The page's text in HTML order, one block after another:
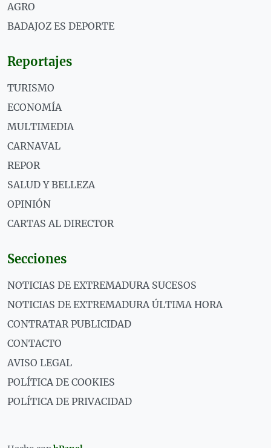
AGRO
BADAJOZ ES DEPORTE
Reportajes
TURISMO
ECONOMÍA
MULTIMEDIA
CARNAVAL
REPOR
SALUD Y BELLEZA
OPINIÓN
CARTAS AL DIRECTOR
Secciones
NOTICIAS DE EXTREMADURA SUCESOS
NOTICIAS DE EXTREMADURA ÚLTIMA HORA
CONTRATAR PUBLICIDAD
CONTACTO
AVISO LEGAL
POLÍTICA DE COOKIES
POLÍTICA DE PRIVACIDAD